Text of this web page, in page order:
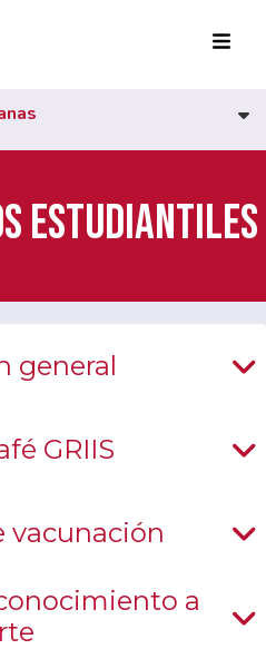
estudiantiles
general
GRIIS
vacunación
a